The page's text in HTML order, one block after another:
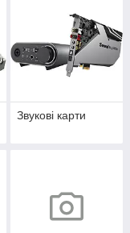
Звукові карти